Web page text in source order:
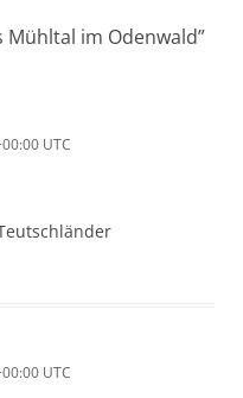
Mühltal im Odenwald”
UTC
UTC